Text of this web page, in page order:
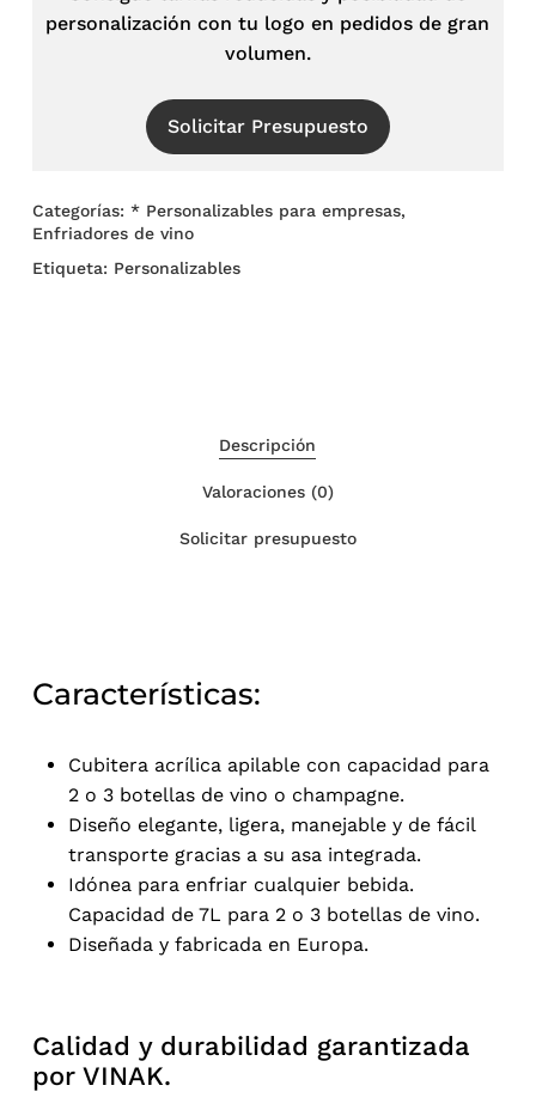
personalización con tu logo en pedidos de gran
volumen.
Solicitar Presupuesto
Categorías: * Personalizables para empresas,
Enfriadores de vino
Etiqueta: Personalizables
Descripción
Valoraciones (0)
Solicitar presupuesto
Características:
Cubitera acrílica apilable con capacidad para
2 o 3 botellas de vino o champagne.
Diseño elegante, ligera, manejable y de fácil
transporte gracias a su asa integrada.
Idónea para enfriar cualquier bebida.
Capacidad de 7L para 2 o 3 botellas de vino.
Diseñada y fabricada en Europa.
Calidad y durabilidad garantizada
por VINAK.